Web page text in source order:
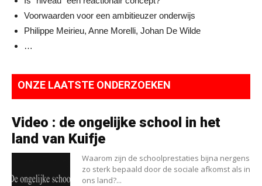
Voorwaarden voor een ambitieuzer onderwijs
Philippe Meirieu, Anne Morelli, Johan De Wilde
…
ONZE LAATSTE ONDERZOEKEN
Video : de ongelijke school in het
land van Kuifje
Waarom zijn de schoolprestaties bijna nergens
zo sterk bepaald door de sociale afkomst als in
ons land?...